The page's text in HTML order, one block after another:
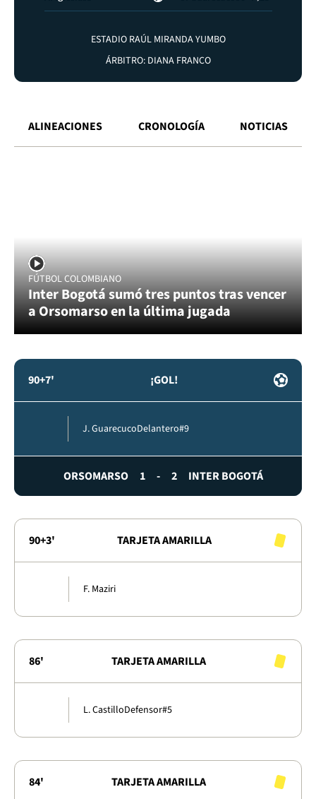
ESTADIO RAÚL MIRANDA YUMBO
ÁRBITRO: DIANA FRANCO
ALINEACIONES CRONOLOGÍA NOTICIAS
FÚTBOL COLOMBIANO
Inter Bogotá sumó tres puntos tras vencer
a Orsomarso en la última jugada
90+7' ¡GOL!
J. GuarecucoDelantero#9
ORSOMARSO 1 - 2 INTER BOGOTÁ
90+3' TARJETA AMARILLA
F. Maziri
86' TARJETA AMARILLA
L. CastilloDefensor#5
84' TARJETA AMARILLA